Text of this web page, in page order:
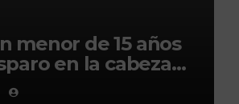
menor de 15 años
en la cabeza